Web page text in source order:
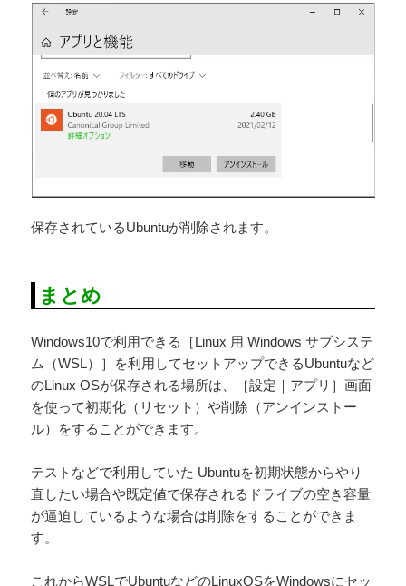
保存されているUbuntuが削除されます。
まとめ
Windows10で利用できる［Linux 用 Windows サブシステ
ム（WSL）］を利用してセットアップできるUbuntuなど
のLinux OSが保存される場所は、［設定｜アプリ］画面
を使って初期化（リセット）や削除（アンインストー
ル）をすることができます。
テストなどで利用していた Ubuntuを初期状態からやり
直したい場合や既定値で保存されるドライブの空き容量
が逼迫しているような場合は削除をすることができま
す。
これからWSLでUbuntuなどのLinuxOSをWindowsにセッ